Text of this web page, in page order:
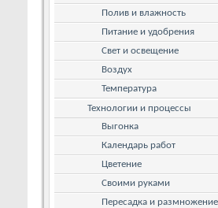
Полив и влажность
Питание и удобрения
Свет и освещение
Воздух
Температура
Технологии и процессы
Выгонка
Календарь работ
Цветение
Своими руками
Пересадка и размножение